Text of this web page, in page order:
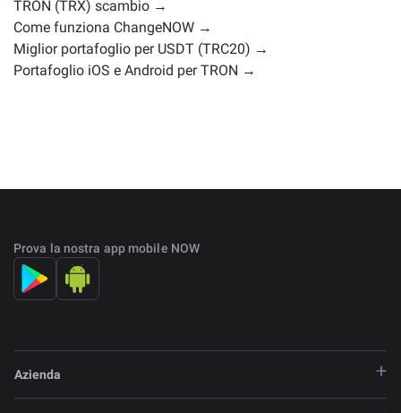
TRON (TRX) scambio →
Come funziona ChangeNOW →
Miglior portafoglio per USDT (TRC20) →
Portafoglio iOS e Android per TRON →
Prova la nostra app mobile NOW
Azienda